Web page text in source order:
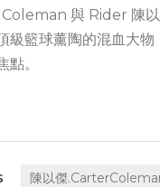
與 Rider 陳以
級籃球薰陶的混血大
點。
陳以傑